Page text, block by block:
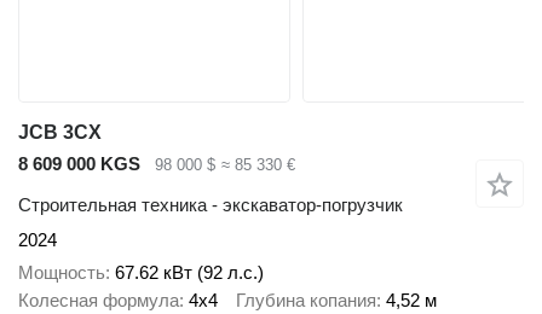
JCB 3CX
8 609 000 KGS
98 000 $ ≈ 85 330 €
Строительная техника - экскаватор-погрузчик
2024
Мощность 67.62 кВт (92 л.с.)
Колесная формула 4x4 Глубина копания 4,52 м